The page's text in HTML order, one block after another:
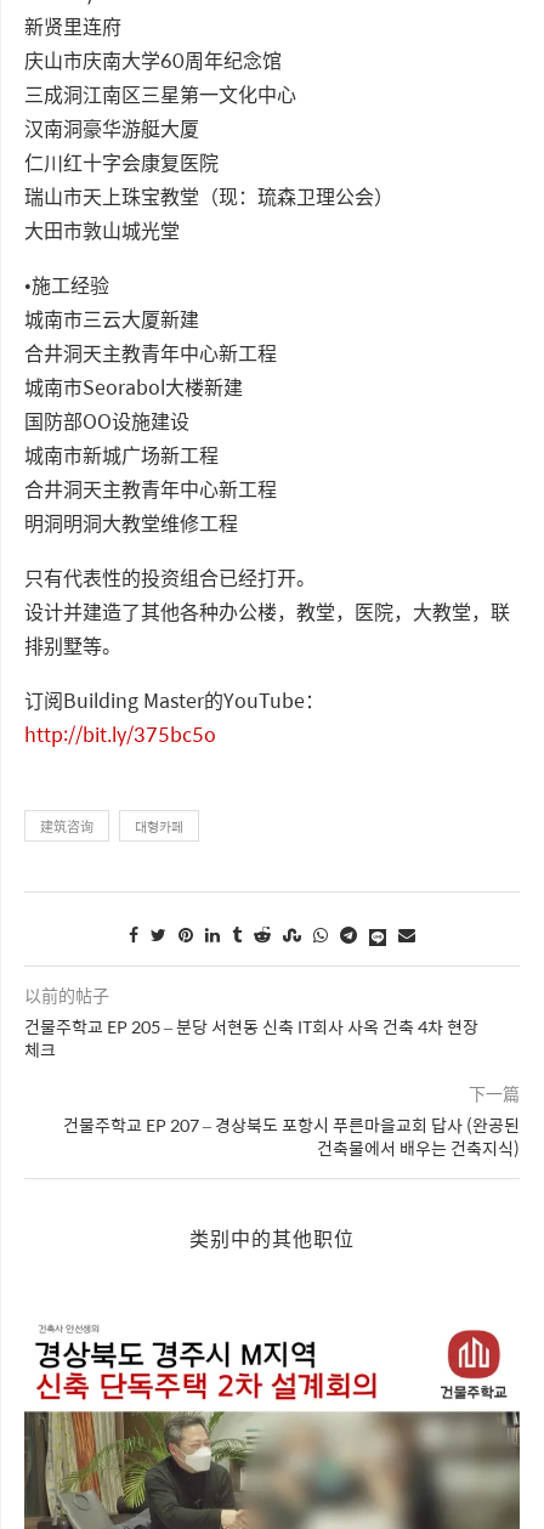
新贤里连府
庆山市庆南大学60周年纪念馆
三成洞江南区三星第一文化中心
汉南洞豪华游艇大厦
仁川红十字会康复医院
瑞山市天上珠宝教堂（现：琉森卫理公会）
大田市敦山城光堂
•施工经验
城南市三云大厦新建
合井洞天主教青年中心新工程
城南市Seorabol大楼新建
国防部OO设施建设
城南市新城广场新工程
合井洞天主教青年中心新工程
明洞明洞大教堂维修工程
只有代表性的投资组合已经打开。
设计并建造了其他各种办公楼，教堂，医院，大教堂，联
排别墅等。
订阅Building Master的YouTube：
http://bit.ly/375bc5o
建筑咨询 대형카페
以前的帖子
건물주학교 EP 205 – 분당 서현동 신축 IT회사 사옥 건축 4차 현장
체크
下一篇
건물주학교 EP 207 – 경상북도 포항시 푸른마을교회 답사 (완공된
건축물에서 배우는 건축지식)
类别中的其他职位